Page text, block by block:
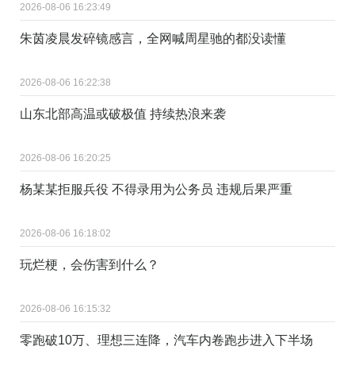
2026-08-06 16:23:49
朱茵凌晨发碎镜感言，全网喊周星驰的都没读懂
2026-08-06 16:22:38
山东北部高温或破极值 持续热浪来袭
2026-08-06 16:20:25
杨某某拒服兵役 不得录用为公务员 违规后果严重
2026-08-06 16:18:02
玩烂梗，会伤害到什么？
2026-08-06 16:15:32
零跑破10万、理想三连降，汽车内卷跑步进入下半场